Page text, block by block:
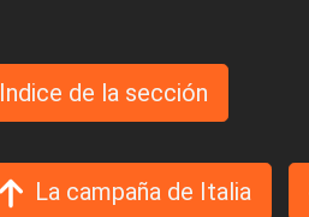
Indice de la sección
La campaña de Italia